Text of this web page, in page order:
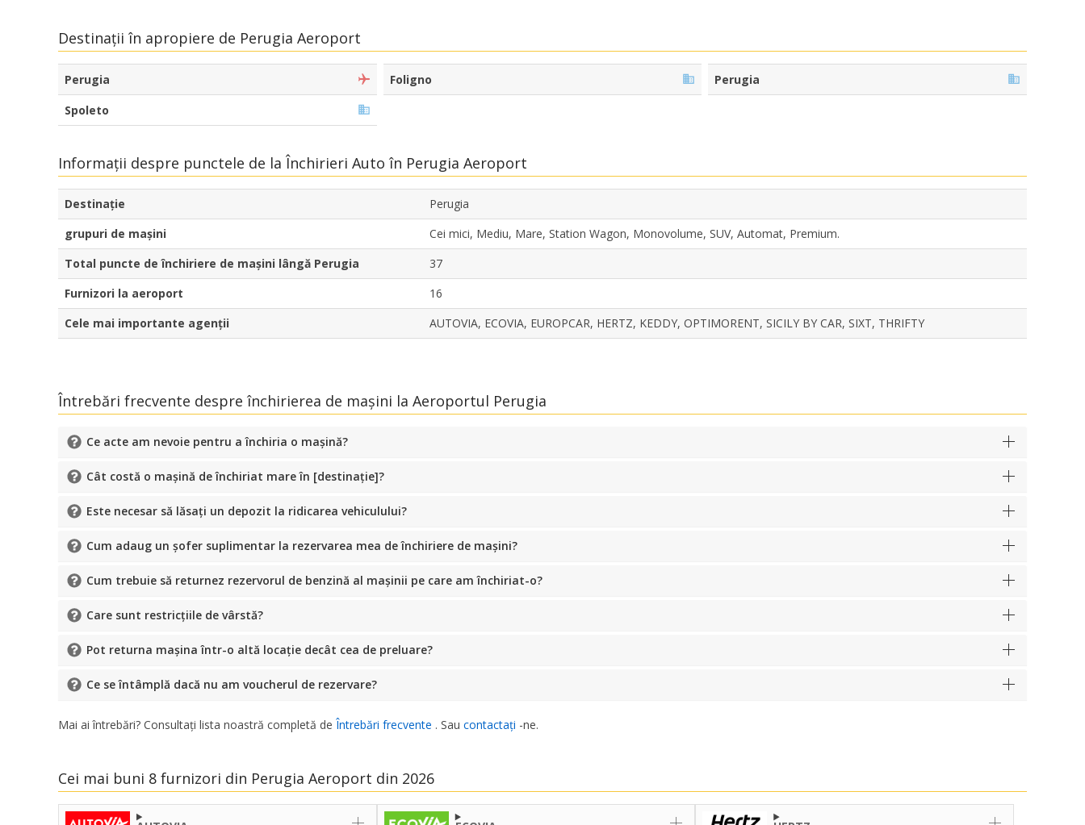
Destinații în apropiere de Perugia Aeroport
Perugia Foligno
Perugia
Spoleto
Informații despre punctele de la Închirieri Auto în Perugia Aeroport
Destinaţie
Perugia
grupuri de mașini
Cei mici, Mediu, Mare, Station Wagon, Monovolume, SUV, Automat, Premium.
Total puncte de închiriere de mașini lângă Perugia
37
Furnizori la aeroport
16
Cele mai importante agenții
AUTOVIA, ECOVIA, EUROPCAR, HERTZ, KEDDY, OPTIMORENT, SICILY BY CAR, SIXT, THRIFTY
Întrebări frecvente despre închirierea de mașini la Aeroportul Perugia
Ce acte am nevoie pentru a închiria o mașină?
Cât costă o mașină de închiriat mare în [destinație]?
Este necesar să lăsați un depozit la ridicarea vehiculului?
Cum adaug un șofer suplimentar la rezervarea mea de închiriere de mașini?
Cum trebuie să returnez rezervorul de benzină al mașinii pe care am închiriat-o?
Care sunt restricțiile de vârstă?
Pot returna mașina într-o altă locație decât cea de preluare?
Ce se întâmplă dacă nu am voucherul de rezervare?
Mai ai întrebări? Consultați lista noastră completă de Întrebări frecvente . Sau contactați -ne.
Cei mai buni 8 furnizori din Perugia Aeroport din 2026